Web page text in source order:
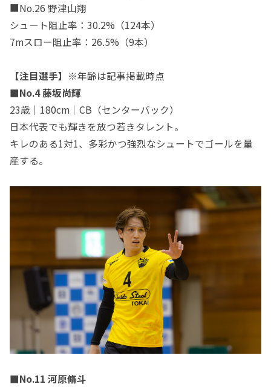
■No.26 野津山翔
シュート阻止率：30.2%（124本）
7mスロー阻止率：26.5%（9本）
【注目選手】 ※年齢は記事掲載時点
■No.4 藤坂尚輝
23歳｜180cm｜CB（センターバック）
日本代表でも輝きを放つ若きタレント。
キレのある1対1、多彩かつ強烈なシュートでゴールを量
産する。
■No.11 河原脩斗